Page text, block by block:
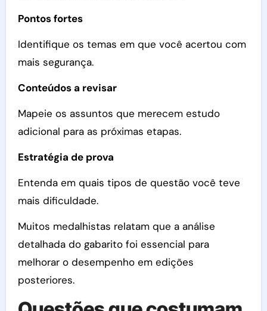
Pontos fortes
Identifique os temas em que você acertou com
mais segurança.
Conteúdos a revisar
Mapeie os assuntos que merecem estudo
adicional para as próximas etapas.
Estratégia de prova
Entenda em quais tipos de questão você teve
mais dificuldade.
Muitos medalhistas relatam que a análise
detalhada do gabarito foi essencial para
melhorar o desempenho em edições
posteriores.